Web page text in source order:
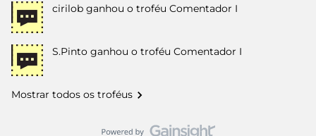
cirilob ganhou o troféu Comentador I
S.Pinto ganhou o troféu Comentador I
Mostrar todos os troféus